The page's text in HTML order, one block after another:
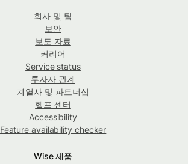
회사 및 팀
보안
보도 자료
커리어
Service status
투자자 관계
계열사 및 파트너십
헬프 센터
Accessibility
Feature availability checker
Wise 제품